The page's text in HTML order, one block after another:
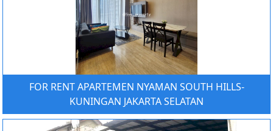
FOR RENT APARTEMEN NYAMAN SOUTH HILLS-
KUNINGAN JAKARTA SELATAN